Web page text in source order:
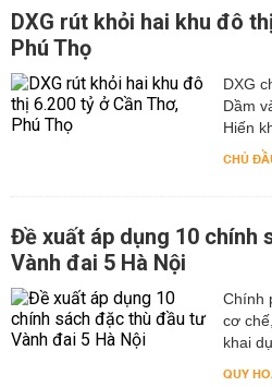
DXG rút khỏi hai khu đô
Phú Thọ
DXG
Dầm
Hiến
CHỦ
Đề xuất áp dụng 10 chính
Vành đai 5 Hà Nội
Chính
cơ
khai
QUY